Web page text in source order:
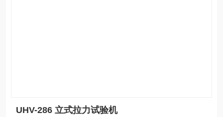
UHV-286 立式拉力试验机